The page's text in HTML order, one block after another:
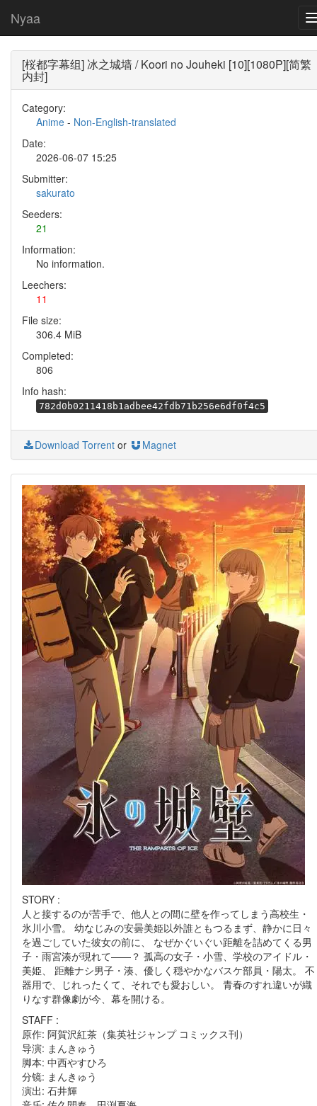
Nyaa
[桜都字幕组] 冰之城墙 / Koori no Jouheki [10][1080P][简繁
内封]
Category:
Anime - Non-English-translated
Date:
2026-06-07 15:25
Submitter:
sakurato
Seeders:
21
Information:
No information.
Leechers:
11
File size:
306.4 MiB
Completed:
806
Info hash:
782d0b0211418b1adbee42fdb71b256e6df0f4c5
Download Torrent or Magnet
STORY :
人と接するのが苦手で、他人との間に壁を作ってしまう高校生・
氷川小雪。 幼なじみの安曇美姫以外誰ともつるまず、静かに日々
を過ごしていた彼女の前に、 なぜかぐいぐい距離を詰めてくる男
子・雨宮湊が現れて――？ 孤高の女子・小雪、学校のアイドル・
美姫、 距離ナシ男子・湊、優しく穏やかなバスケ部員・陽太。 不
器用で、じれったくて、それでも愛おしい。 青春のすれ違いが織
りなす群像劇が今、幕を開ける。
STAFF :
原作: 阿賀沢紅茶（集英社ジャンプ コミックス刊）
导演: まんきゅう
脚本: 中西やすひろ
分镜: まんきゅう
演出: 石井輝